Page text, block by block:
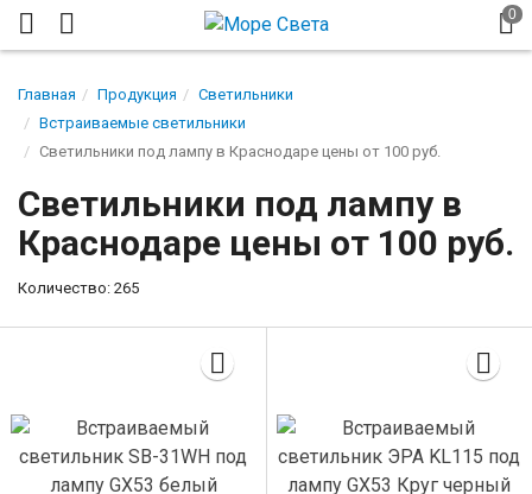
Главная Продукция
Светильники
Встраиваемые светильники
Светильники под лампу в Краснодаре цены от 100 руб.
Светильники под лампу в
Краснодаре цены от 100 руб.
Количество: 265